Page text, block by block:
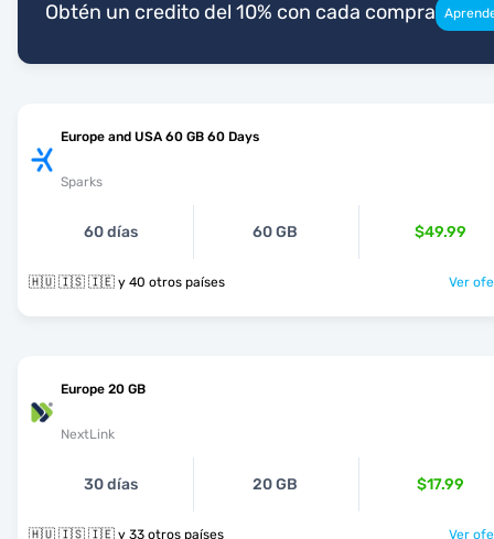
Obtén un credito del 10% con cada compra
Europe and USA 60 GB 60 Days
Sparks
60 días 60 GB $49.99
🇭🇺 🇮🇸 🇮🇪 y 40 otros países Ver
Europe 20 GB
NextLink
30 días 20 GB $17.99
🇭🇺 🇮🇸 🇮🇪 y 33 otros países Ver